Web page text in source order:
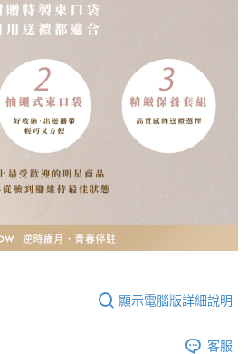
顯示電腦版詳細說明
客服